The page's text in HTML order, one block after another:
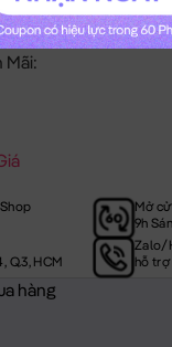
Hết Hàng
Mãi:
Mở
9h
Q.3, HCM
Zalo/
hỗ trợ
hàng